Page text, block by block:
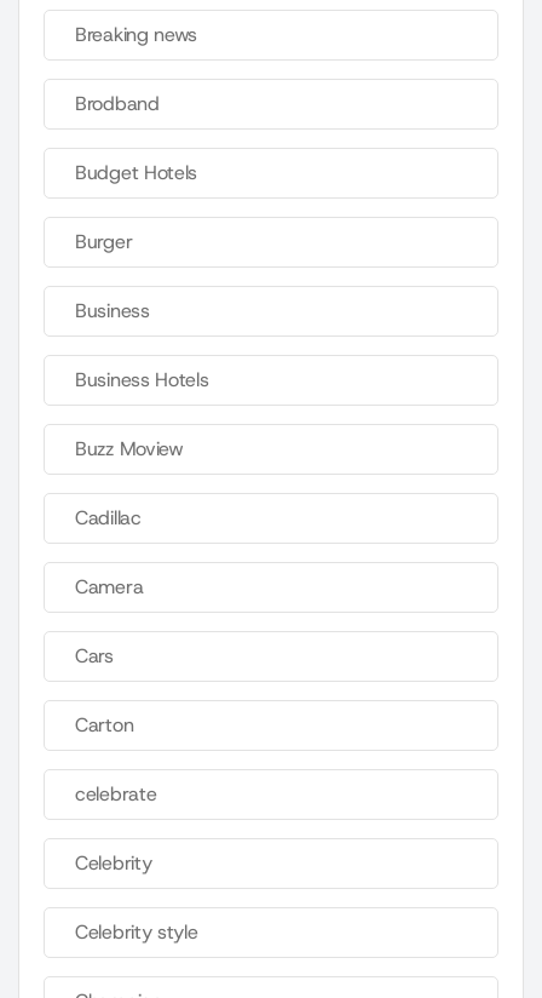
Breaking news
Brodband
Budget Hotels
Burger
Business
Business Hotels
Buzz Moview
Cadillac
Camera
Cars
Carton
celebrate
Celebrity
Celebrity style